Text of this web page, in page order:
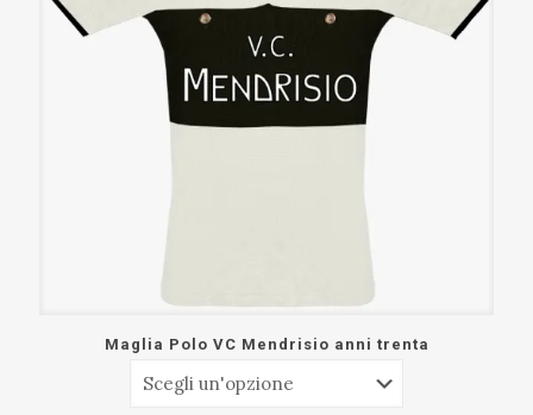
Maglia Polo VC Mendrisio anni trenta